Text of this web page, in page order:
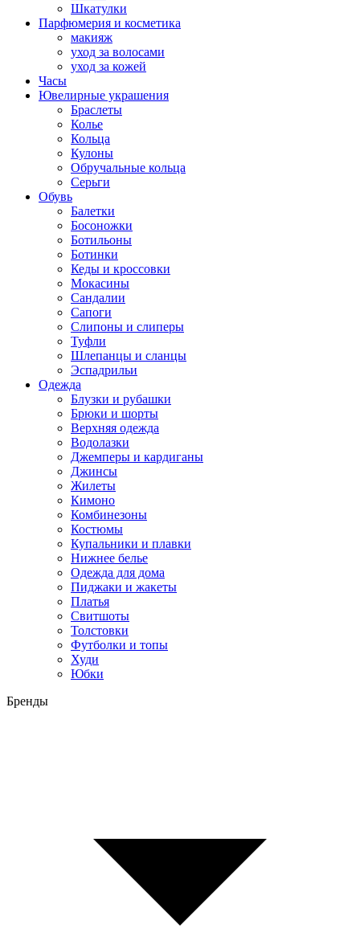
Шкатулки
Парфюмерия и косметика
макияж
уход за волосами
уход за кожей
Часы
Ювелирные украшения
Браслеты
Колье
Кольца
Кулоны
Обручальные кольца
Серьги
Обувь
Балетки
Босоножки
Ботильоны
Ботинки
Кеды и кроссовки
Мокасины
Сандалии
Сапоги
Слипоны и слиперы
Туфли
Шлепанцы и сланцы
Эспадрильи
Одежда
Блузки и рубашки
Брюки и шорты
Верхняя одежда
Водолазки
Джемперы и кардиганы
Джинсы
Жилеты
Кимоно
Комбинезоны
Костюмы
Купальники и плавки
Нижнее белье
Одежда для дома
Пиджаки и жакеты
Платья
Свитшоты
Толстовки
Футболки и топы
Худи
Юбки
Бренды